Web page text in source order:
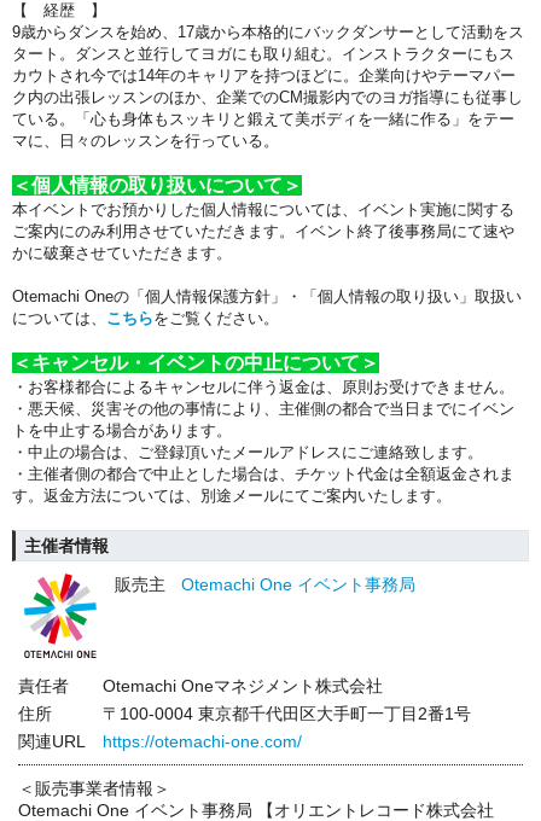
【 経歴 】
9歳からダンスを始め、17歳から本格的にバックダンサーとして活動をス
タート。ダンスと並行してヨガにも取り組む。インストラクターにもス
カウトされ今では14年のキャリアを持つほどに。企業向けやテーマパー
ク内の出張レッスンのほか、企業でのCM撮影内でのヨガ指導にも従事し
ている。「心も身体もスッキリと鍛えて美ボディを一緒に作る」をテー
マに、日々のレッスンを行っている。
＜個人情報の取り扱いについて＞
本イベントでお預かりした個人情報については、イベント実施に関する
ご案内にのみ利用させていただきます。イベント終了後事務局にて速や
かに破棄させていただきます。
Otemachi Oneの「個人情報保護方針」・「個人情報の取り扱い」取扱い
については、 こちらをご覧ください。
＜キャンセル・イベントの中止について＞
・お客様都合によるキャンセルに伴う返金は、原則お受けできません。
・悪天候、災害その他の事情により、主催側の都合で当日までにイベン
トを中止する場合があります。
・中止の場合は、ご登録頂いたメールアドレスにご連絡致します。
・主催者側の都合で中止とした場合は、チケット代金は全額返金されま
す。返金方法については、別途メールにてご案内いたします。
主催者情報
販売主
Otemachi One イベント事務局
責任者
Otemachi Oneマネジメント株式会社
住所
〒100-0004 東京都千代田区大手町一丁目2番1号
関連URL
https://otemachi-one.com/
＜販売事業者情報＞
Otemachi One イベント事務局 【オリエントレコード株式会社